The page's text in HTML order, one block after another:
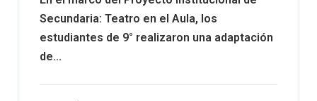
Secundaria: Teatro en el Aula, los
estudiantes de 9° realizaron una adaptación
de...